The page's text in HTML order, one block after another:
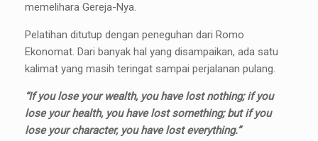
memelihara Gereja-Nya.
Pelatihan ditutup dengan peneguhan dari Romo
Ekonomat. Dari banyak hal yang disampaikan, ada satu
kalimat yang masih teringat sampai perjalanan pulang.
“If you lose your wealth, you have lost nothing; if you
lose your health, you have lost something; but if you
lose your character, you have lost everything.”